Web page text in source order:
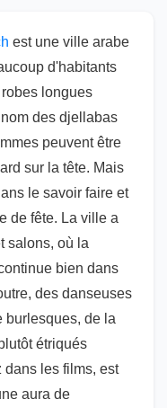
est une ville arabe
d'habitants
longues
des djellabas
peuvent être
sur la tête. Mais
le savoir faire et
de fête. La ville a
salons, où la
bien dans
des danseuses
burlesques, de la
étriqués
dans les films, est
aura de